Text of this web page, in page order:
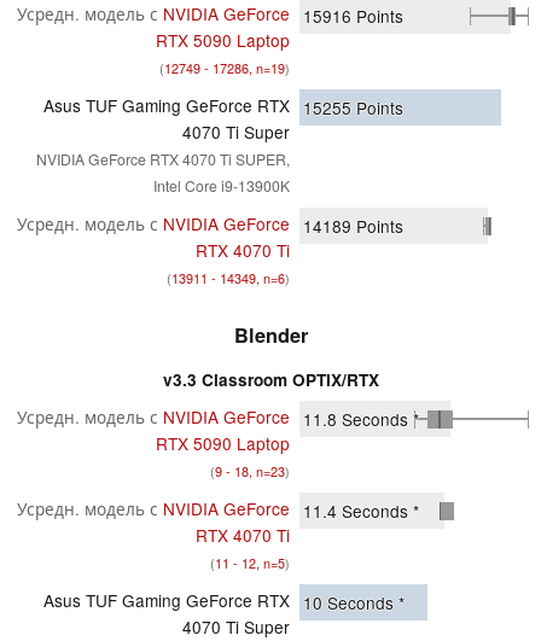
Усредн. модель с NVIDIA GeForce
RTX 5090 Laptop
(12749 - 17286, n=19)
15916 Points
Asus TUF Gaming GeForce RTX
4070 Ti Super
NVIDIA GeForce RTX 4070 Ti SUPER,
Intel Core i9-13900K
15255 Points
Усредн. модель с NVIDIA GeForce
RTX 4070 Ti
(13911 - 14349, n=6)
14189 Points
Blender
v3.3 Classroom OPTIX/RTX
Усредн. модель с NVIDIA GeForce
RTX 5090 Laptop
(9 - 18, n=23)
11.8 Seconds *
Усредн. модель с NVIDIA GeForce
RTX 4070 Ti
(11 - 12, n=5)
11.4 Seconds *
Asus TUF Gaming GeForce RTX
4070 Ti Super
10 Seconds *